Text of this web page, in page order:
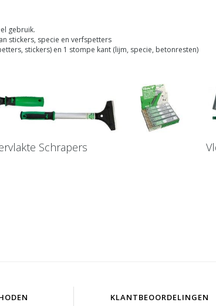
gebruik.
stickers, specie en verfspetters
stickers) en 1 stompe kant (lijm, specie, betonresten)
Schrapers
KLANTBEOORDELINGEN